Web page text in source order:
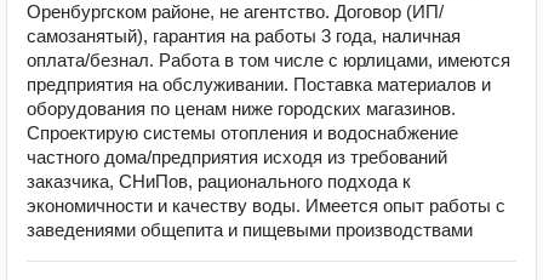
Оренбургском районе, не агентство. Договор (ИП/
самозанятый), гарантия на работы 3 года, наличная
оплата/безнал. Работа в том числе с юрлицами, имеются
предприятия на обслуживании. Поставка материалов и
оборудования по ценам ниже городских магазинов.
Спроектирую системы отопления и водоснабжение
частного дома/предприятия исходя из требований
заказчика, СНиПов, рационального подхода к
экономичности и качеству воды. Имеется опыт работы с
заведениями общепита и пищевыми производствами